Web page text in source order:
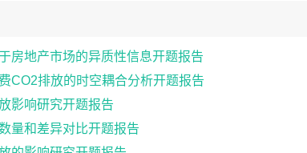
房地产市场的异质性信息开题报告
CO2排放的时空耦合分析开题报告
影响研究开题报告
量和差异对比开题报告